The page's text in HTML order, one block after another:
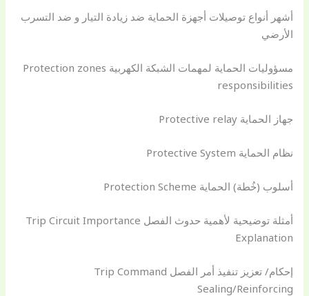
أشهر أنواع توصيلات أجهزة الحماية ضد زيادة التيار و ضد التسرب
الأرضي
مسؤوليات الحماية لمهمات الشبكة الكهربية Protection zones
responsibilities
جهاز الحماية Protective relay
نظام الحماية Protective System
أسلوب (خُطة) الحماية Protection Scheme
أمثلة توضيحية لأهمية حدوث الفصل Trip Circuit Importance
Explanation
إحكام/ تعزيز تنفيذ أمر الفصل Trip Command
Sealing/Reinforcing